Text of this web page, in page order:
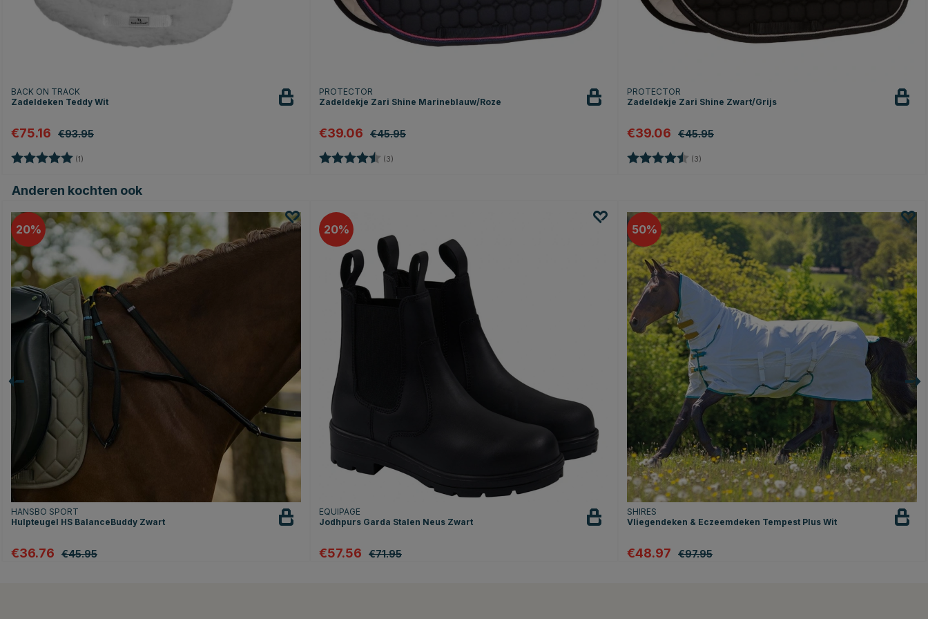
BACK ON TRACK
Zadeldeken Teddy Wit
€75.16 €93.95
Beoordeling: (1)
PROTECTOR
Zadeldekje Zari Shine Marineblauw/Roze
€39.06 €45.95
Beoordeling: (3)
PROTECTOR
Zadeldekje Zari Shine Zwart/Grijs
€39.06 €45.95
Beoordeling: (3)
Anderen kochten ook
20
HANSBO SPORT
Hulpteugel HS BalanceBuddy Zwart
€36.76 €45.95
20
EQUIPAGE
Jodhpurs Garda Stalen Neus Zwart
€57.56 €71.95
50
SHIRES
Vliegendeken & Eczeemdeken Tempest Plus Wit
€48.97 €97.95